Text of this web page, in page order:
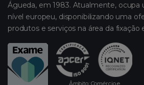
Águeda, em 1983. Atualmente, ocupa
nível europeu, disponibilizando uma
produtos e serviços na área da
Âmbito: Comércio e